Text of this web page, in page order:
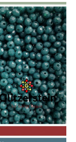
Dieses
Produkt
weist
mehrere
Varianten
auf.
Die
Optionen
können
auf
der
Preisspanne:
12,00 €
bis
13,00 €